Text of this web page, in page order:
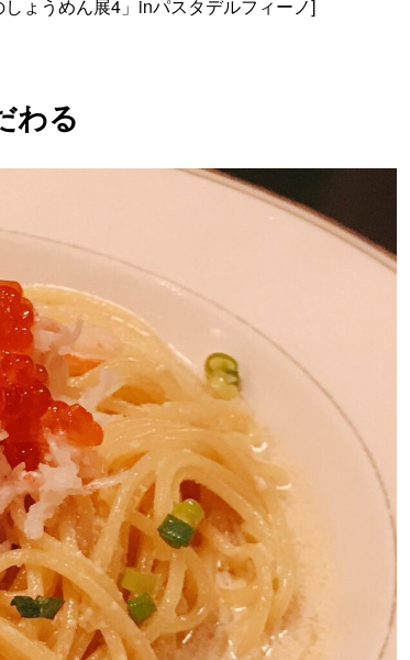
ょうめん展4」inパスタデルフィーノ]
わる